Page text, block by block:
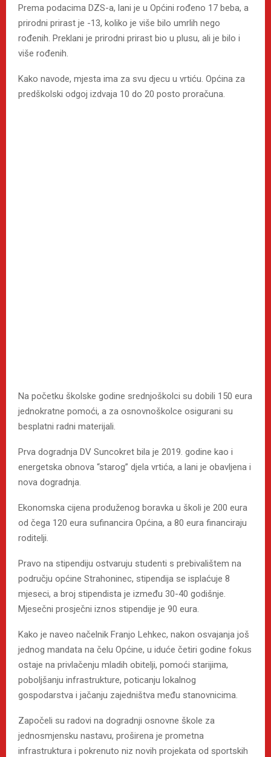
Prema podacima DZS-a, lani je u Općini rođeno 17 beba, a
prirodni prirast je -13, koliko je više bilo umrlih nego
rođenih. Preklani je prirodni prirast bio u plusu, ali je bilo i
više rođenih.
Kako navode, mjesta ima za svu djecu u vrtiću. Općina za
predškolski odgoj izdvaja 10 do 20 posto proračuna.
Na početku školske godine srednjoškolci su dobili 150 eura
jednokratne pomoći, a za osnovnoškolce osigurani su
besplatni radni materijali.
Prva dogradnja DV Suncokret bila je 2019. godine kao i
energetska obnova “starog” djela vrtića, a lani je obavljena i
nova dogradnja.
Ekonomska cijena produženog boravka u školi je 200 eura
od čega 120 eura sufinancira Općina, a 80 eura financiraju
roditelji.
Pravo na stipendiju ostvaruju studenti s prebivalištem na
području općine Strahoninec, stipendija se isplaćuje 8
mjeseci, a broj stipendista je između 30-40 godišnje.
Mjesečni prosječni iznos stipendije je 90 eura.
Kako je naveo načelnik Franjo Lehkec, nakon osvajanja još
jednog mandata na čelu Općine, u iduće četiri godine fokus
ostaje na privlačenju mladih obitelji, pomoći starijima,
poboljšanju infrastrukture, poticanju lokalnog
gospodarstva i jačanju zajedništva među stanovnicima.
Započeli su radovi na dogradnji osnovne škole za
jednosmjensku nastavu, proširena je prometna
infrastruktura i pokrenuto niz novih projekata od sportskih